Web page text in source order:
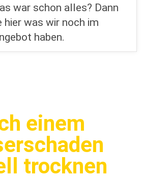
war schon alles? Dann
hier was wir noch im
haben.
einem
trocknen